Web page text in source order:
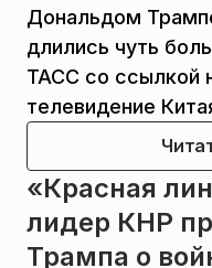
Дональдом
длились чуть
ТАСС со ссылкой
телевидение
«Красная
лидер КНР
Трампа о